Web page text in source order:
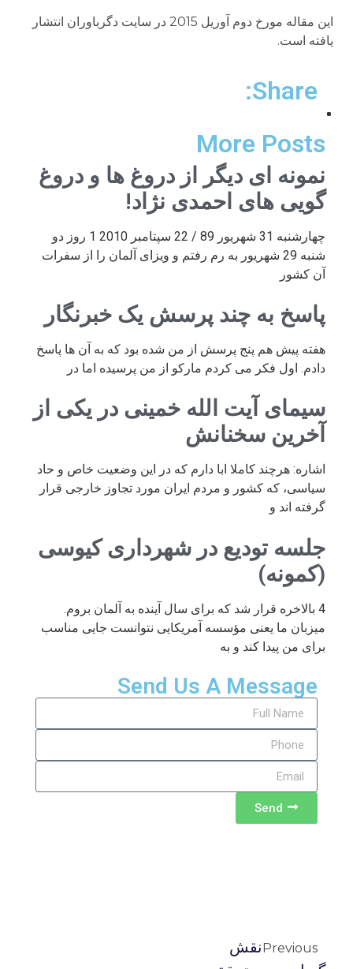
این مقاله مورخ دوم آوریل 2015 در سایت دگرباوران انتشار
یافته است.
Share:
More Posts
نمونه ای دیگر از دروغ ها و دروغ
گویی های احمدی نژاد!
چهارشنبه 31 شهریور 89 / 22 سپتامبر 2010 1 روز دو
شنبه 29 شهریور به رم رفتم و ویزای آلمان را از سفرات
آن کشور
پاسخ به چند پرسش یک خبرنگار
هفته پیش هم پنج پرسش از من شده بود که به آن ها پاسخ
دادم. اول فکر می کردم مارکو از من پرسیده اما در
سیمای آیت الله خمینی در یکی از
آخرین سخنانش
اشاره: هرچند کاملا ابا دارم که در این وضعیت خاص و حاد
سیاسی، که کشور و مردم ایران مورد تجاوز خارجی قرار
گرفته اند و
جلسه تودیع در شهرداری کیوسی
(کمونه)
4 بالاخره قرار شد که برای سال آینده به آلمان بروم.
میزبان ما یعنی مؤسسه آمریکایی نتوانست جایی مناسب
برای من پیدا کند و به
Send Us A Message
Send
Previous نقش